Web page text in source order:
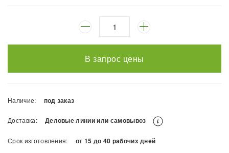
В запрос цены
Наличие: под заказ
Доставка: Деловые линии или самовывоз
Срок изготовления: от 15 до 40 рабочих дней